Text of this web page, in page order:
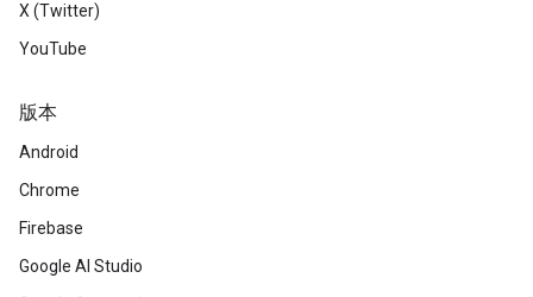
X (Twitter)
YouTube
版本
Android
Chrome
Firebase
Google AI Studio